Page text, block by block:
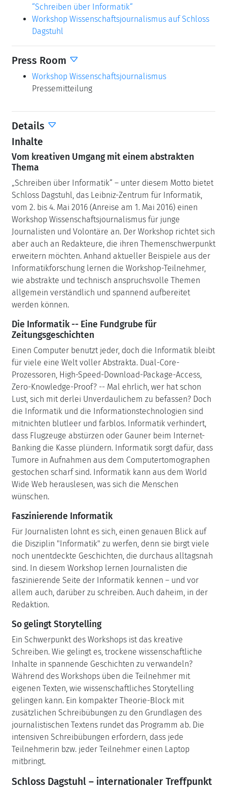
“Schreiben über Informatik“
Workshop Wissenschaftsjournalismus auf Schloss
Dagstuhl
Press Room
Workshop Wissenschaftsjournalismus
Pressemitteilung
Details
Inhalte
Vom kreativen Umgang mit einem abstrakten
Thema
„Schreiben über Informatik“ – unter diesem Motto bietet
Schloss Dagstuhl, das Leibniz-Zentrum für Informatik,
vom 2. bis 4. Mai 2016 (Anreise am 1. Mai 2016) einen
Workshop Wissenschaftsjournalismus für junge
Journalisten und Volontäre an. Der Workshop richtet sich
aber auch an Redakteure, die ihren Themenschwerpunkt
erweitern möchten. Anhand aktueller Beispiele aus der
Informatikforschung lernen die Workshop-Teilnehmer,
wie abstrakte und technisch anspruchsvolle Themen
allgemein verständlich und spannend aufbereitet
werden können.
Die Informatik -- Eine Fundgrube für
Zeitungsgeschichten
Einen Computer benutzt jeder, doch die Informatik bleibt
für viele eine Welt voller Abstrakta. Dual-Core-
Prozessoren, High-Speed-Download-Package-Access,
Zero-Knowledge-Proof? -- Mal ehrlich, wer hat schon
Lust, sich mit derlei Unverdaulichem zu befassen? Doch
die Informatik und die Informationstechnologien sind
mitnichten blutleer und farblos. Informatik verhindert,
dass Flugzeuge abstürzen oder Gauner beim Internet-
Banking die Kasse plündern. Informatik sorgt dafür, dass
Tumore in Aufnahmen aus dem Computertomographen
gestochen scharf sind. Informatik kann aus dem World
Wide Web herauslesen, was sich die Menschen
wünschen.
Faszinierende Informatik
Für Journalisten lohnt es sich, einen genauen Blick auf
die Disziplin "Informatik" zu werfen, denn sie birgt viele
noch unentdeckte Geschichten, die durchaus alltagsnah
sind. In diesem Workshop lernen Journalisten die
faszinierende Seite der Informatik kennen – und vor
allem auch, darüber zu schreiben. Auch daheim, in der
Redaktion.
So gelingt Storytelling
Ein Schwerpunkt des Workshops ist das kreative
Schreiben. Wie gelingt es, trockene wissenschaftliche
Inhalte in spannende Geschichten zu verwandeln?
Während des Workshops üben die Teilnehmer mit
eigenen Texten, wie wissenschaftliches Storytelling
gelingen kann. Ein kompakter Theorie-Block mit
zusätzlichen Schreibübungen zu den Grundlagen des
journalistischen Textens rundet das Programm ab. Die
intensiven Schreibübungen erfordern, dass jede
Teilnehmerin bzw. jeder Teilnehmer einen Laptop
mitbringt.
Schloss Dagstuhl – internationaler Treffpunkt